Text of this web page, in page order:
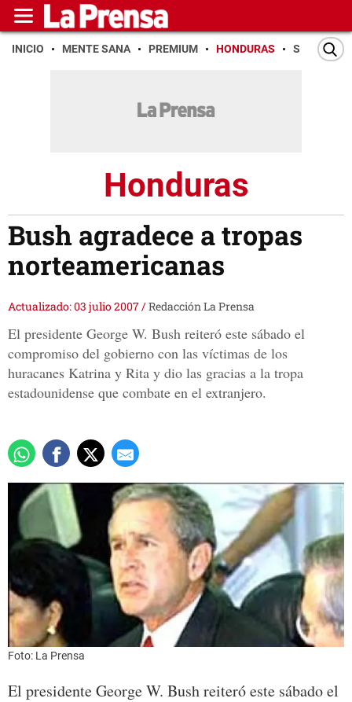
INICIO MENTE SANA PREMIUM HONDURAS SAN PEDRO
Honduras
Bush agradece a tropas
norteamericanas
Actualizado: 03 julio 2007/Redacción La Prensa
El presidente George W. Bush reiteró este sábado el
compromiso del gobierno con las víctimas de los
huracanes Katrina y Rita y dio las gracias a la tropa
estadounidense que combate en el extranjero.
Foto: La Prensa
El presidente George W. Bush reiteró este sábado el